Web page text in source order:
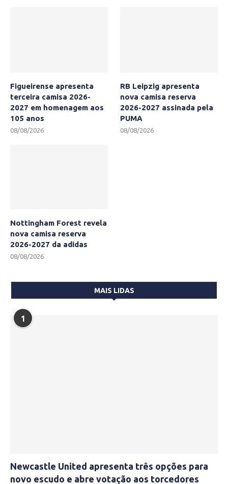
Figueirense apresenta
terceira camisa 2026-
2027 em homenagem aos
105 anos
08/08/2026
RB Leipzig apresenta
nova camisa reserva
2026-2027 assinada pela
PUMA
08/08/2026
Nottingham Forest revela
nova camisa reserva
2026-2027 da adidas
08/08/2026
MAIS LIDAS
1
Newcastle United apresenta três opções para
novo escudo e abre votação aos torcedores